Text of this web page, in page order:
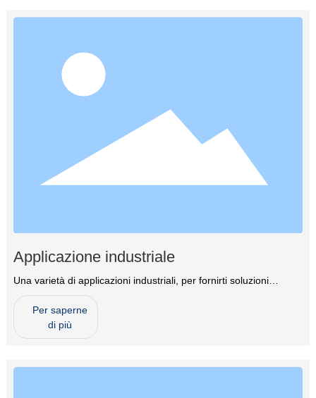
Applicazione industriale
Una varietà di applicazioni industriali, per fornirti soluzioni
professionali
Per saperne
di più